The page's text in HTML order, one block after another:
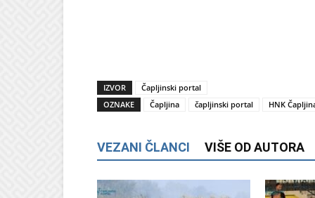
IZVOR
Čapljinski portal
OZNAKE
Čapljina čapljinski portal HNK
VEZANI ČLANCI VIŠE OD AUTORA